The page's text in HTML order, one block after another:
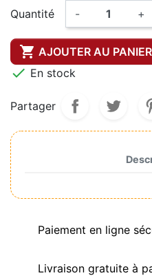
Quantité
- +
 AJOUTER AU PANIER
 En stock
Partager
Paiement en ligne
Livraison gratuite à